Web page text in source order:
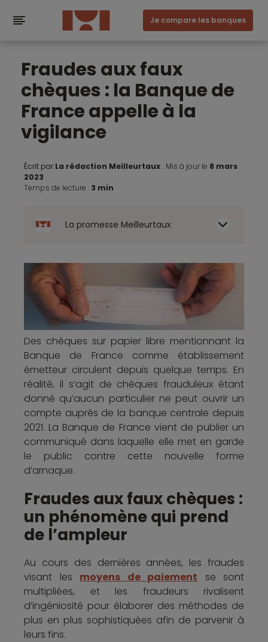
Je compare les banques
Fraudes aux faux
chèques : la Banque de
France appelle à la
vigilance
Écrit par La rédaction Meilleurtaux . Mis à jour le 8 mars
2023 .
Temps de lecture : 3 min
La promesse Meilleurtaux
Des chèques sur papier libre mentionnant la
Banque de France comme établissement
émetteur circulent depuis quelque temps. En
réalité, il s’agit de chèques frauduleux étant
donné qu’aucun particulier ne peut ouvrir un
compte auprès de la banque centrale depuis
2021. La Banque de France vient de publier un
communiqué dans laquelle elle met en garde
le public contre cette nouvelle forme
d’arnaque.
Fraudes aux faux chèques :
un phénomène qui prend
de l’ampleur
Au cours des dernières années, les fraudes
visant les moyens de paiement se sont
multipliées, et les fraudeurs rivalisent
d’ingéniosité pour élaborer des méthodes de
plus en plus sophistiquées afin de parvenir à
leurs fins.